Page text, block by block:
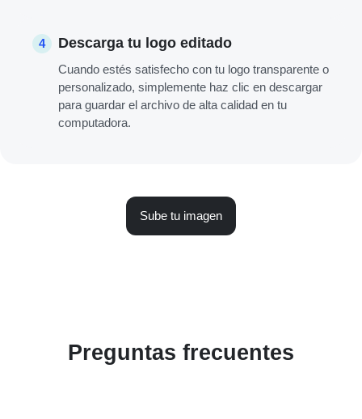
4 Descarga tu logo editado
Cuando estés satisfecho con tu logo transparente o
personalizado, simplemente haz clic en descargar
para guardar el archivo de alta calidad en tu
computadora.
Sube tu imagen
Preguntas frecuentes